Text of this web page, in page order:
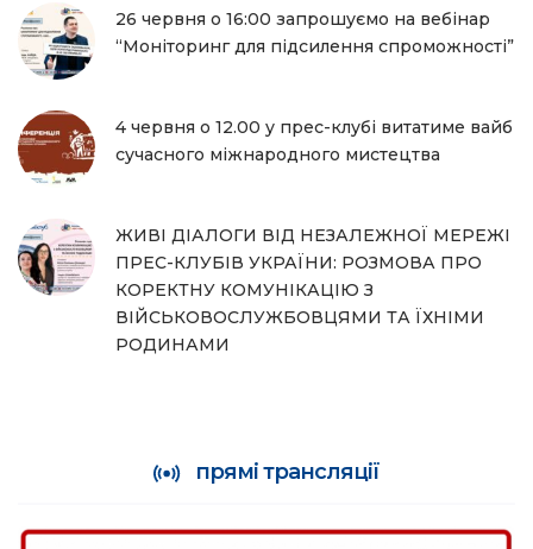
26 червня о 16:00 запрошуємо на вебінар
“Моніторинг для підсилення спроможності”
4 червня о 12.00 у прес-клубі витатиме вайб
сучасного міжнародного мистецтва
ЖИВІ ДІАЛОГИ ВІД НЕЗАЛЕЖНОЇ МЕРЕЖІ
ПРЕС-КЛУБІВ УКРАЇНИ: РОЗМОВА ПРО
КОРЕКТНУ КОМУНІКАЦІЮ З
ВІЙСЬКОВОСЛУЖБОВЦЯМИ ТА ЇХНІМИ
РОДИНАМИ
прямі трансляції